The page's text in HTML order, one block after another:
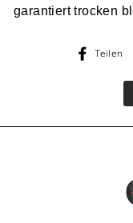
garantiert trocken
Teilen